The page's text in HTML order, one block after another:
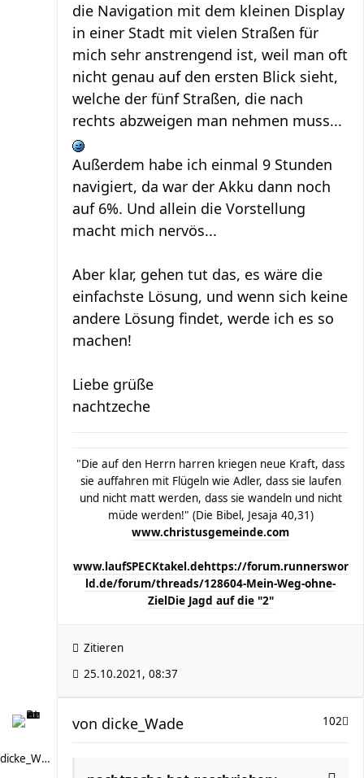
die Navigation mit dem kleinen Display
in einer Stadt mit vielen Straßen für
mich sehr anstrengend ist, weil man oft
nicht genau auf den ersten Blick sieht,
welche der fünf Straßen, die nach
rechts abzweigen man nehmen muss...
Außerdem habe ich einmal 9 Stunden
navigiert, da war der Akku dann noch
auf 6%. Und allein die Vorstellung
macht mich nervös...
Aber klar, gehen tut das, es wäre die
einfachste Lösung, und wenn sich keine
andere Lösung findet, werde ich es so
machen!
Liebe grüße
nachtzeche
"Die auf den Herrn harren kriegen neue Kraft, dass
sie auffahren mit Flügeln wie Adler, dass sie laufen
und nicht matt werden, dass sie wandeln und nicht
müde werden!" (Die Bibel, Jesaja 40,31)
www.christusgemeinde.com
www.laufSPECKtakel.dehttps://forum.runnerswor
ld.de/forum/threads/128604-Mein-Weg-ohne-
ZielDie Jagd auf die "2"
Zitieren
25.10.2021, 08:37
dicke_Wade
102
von dicke_Wade